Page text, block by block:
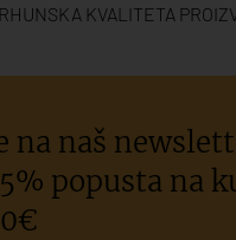
KVALITETA
na naš
popusta na